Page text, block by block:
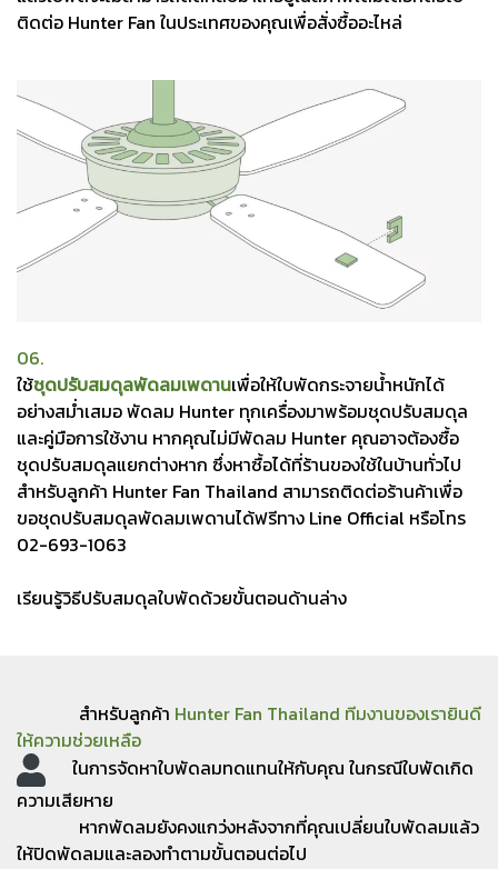
ติดต่อ Hunter Fan ในประเทศของคุณเพื่อสั่งซื้ออะไหล่
06.
ใช้ชุดปรับสมดุลพัดลมเพดานเพื่อให้ใบพัดกระจายน้ำหนักได้
อย่างสม่ำเสมอ พัดลม Hunter ทุกเครื่องมาพร้อมชุดปรับสมดุล
และคู่มือการใช้งาน หากคุณไม่มีพัดลม Hunter คุณอาจต้องซื้อ
ชุดปรับสมดุลแยกต่างหาก ซึ่งหาซื้อได้ที่ร้านของใช้ในบ้านทั่วไป
สำหรับลูกค้า Hunter Fan Thailand สามารถติดต่อร้านค้าเพื่อ
ขอชุดปรับสมดุลพัดลมเพดานได้ฟรีทาง Line Official หรือโทร
02-693-1063
เรียนรู้วิธีปรับสมดุลใบพัดด้วยขั้นตอนด้านล่าง
สำหรับลูกค้า Hunter Fan Thailand ทีมงานของเรายินดี
ให้ความช่วยเหลือ
ในการจัดหาใบพัดลมทดแทนให้กับคุณ ในกรณีใบพัดเกิด
ความเสียหาย
หากพัดลมยังคงแกว่งหลังจากที่คุณเปลี่ยนใบพัดลมแล้ว
ให้ปิดพัดลมและลองทำตามขั้นตอนต่อไป